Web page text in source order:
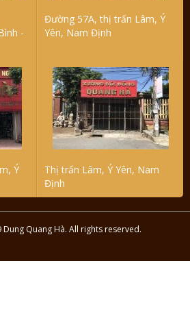
-
Đường 57A, thị trấn Lâm, Ý
Yên, Nam Định
Ý
Thị trấn Lâm, Ý Yên, Nam
Định
Quang Hà. All rights reserved.